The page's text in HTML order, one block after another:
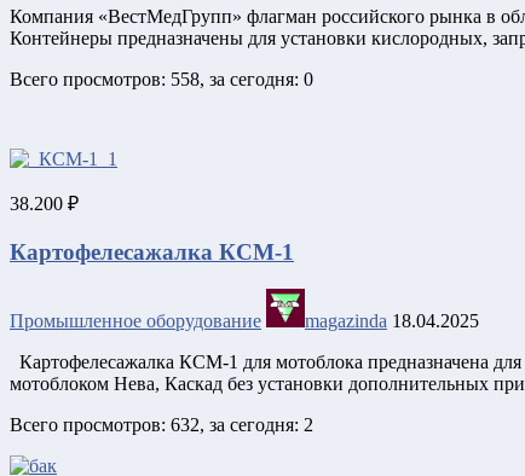
Компания «ВестМедГрупп» флагман российского рынка в
Контейнеры предназначены для установки кислородных,
Всего просмотров: 558, за сегодня: 0
38.200 ₽
Картофелесажалка КСМ-1
Промышленное оборудование magazinda 18.04.2025
Картофелесажалка КСМ-1 для мотоблока предназначена
мотоблоком Нева, Каскад без установки дополнительных
Всего просмотров: 632, за сегодня: 2